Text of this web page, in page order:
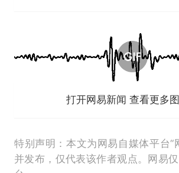
打开网易新闻 查看更多
特别声明：本文为网易自媒体平台“
并发布，仅代表该作者观点。网易